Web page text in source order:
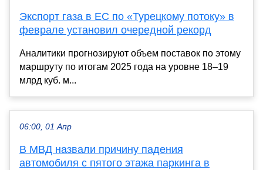
Экспорт газа в ЕС по «Турецкому потоку» в
феврале установил очередной рекорд
Аналитики прогнозируют объем поставок по этому
маршруту по итогам 2025 года на уровне 18–19
млрд куб. м...
06:00, 01 Апр
В МВД назвали причину падения
автомобиля с пятого этажа паркинга в